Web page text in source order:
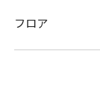
フロア